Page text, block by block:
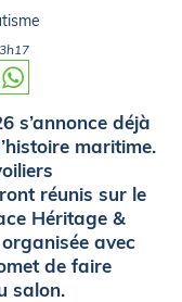
s’annonce déjà
maritime.
réunis sur le
Héritage &
avec
de faire
salon.